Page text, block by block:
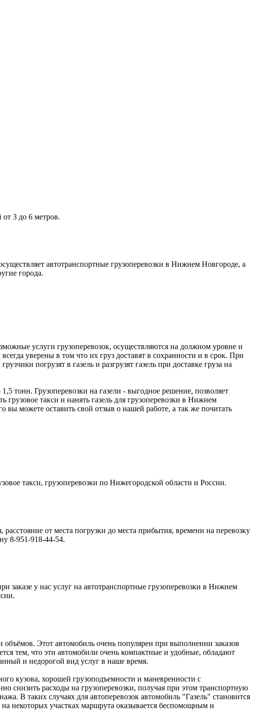
3 до 6 метров.
автотранспортные грузоперевозки в Нижнем Новгороде, а
города.
услуги грузоперевозок, осуществляются на должном уровне и
уверены в том что их груз доставят в сохранности и в срок. При
погрузят в газель и разгрузят газель при доставке груза на
тонн. Грузоперевозки на газели - выгодное решение, позволяет
такси и нанять газель для грузоперевозки в Нижнем
вы можете оставить свой отзыв о нашей работе, а так же почитать
такси, грузоперевозки по Нижегородской области и России.
от места погрузки до места прибытия, времени на перевозку
8-951-918-44-54.
заказе у нас услуг на автотранспортные грузоперевозки в Нижнем
объёмов. Этот автомобиль очень популярен при выполнении заказов
тем, что эти автомобили очень компактные и удобные, обладают
и недорогой вид услуг в наше время.
кузова, хорошей грузоподъемности и маневренности с
снизить расходы на грузоперевозки, получая при этом транспортную
В таких случаях для автоперевозок автомобиль "Газель" становится
некоторых участках маршрута оказывается беспомощным и